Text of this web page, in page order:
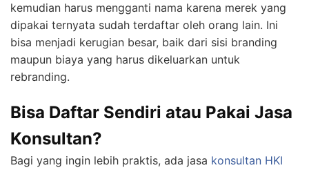
kemudian harus mengganti nama karena merek yang
dipakai ternyata sudah terdaftar oleh orang lain. Ini
bisa menjadi kerugian besar, baik dari sisi branding
maupun biaya yang harus dikeluarkan untuk
rebranding.
Bisa Daftar Sendiri atau Pakai Jasa
Konsultan?
Bagi yang ingin lebih praktis, ada jasa konsultan HKI